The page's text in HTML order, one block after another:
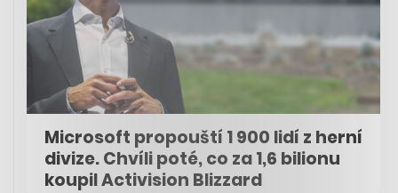
Microsoft propouští 1 900 lidí z herní
divize. Chvíli poté, co za 1,6 bilionu
koupil Activision Blizzard